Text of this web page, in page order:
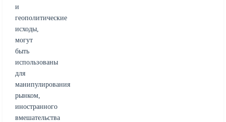
и
геополитические
исходы,
могут
быть
использованы
для
манипулирования
рынком,
иностранного
вмешательства